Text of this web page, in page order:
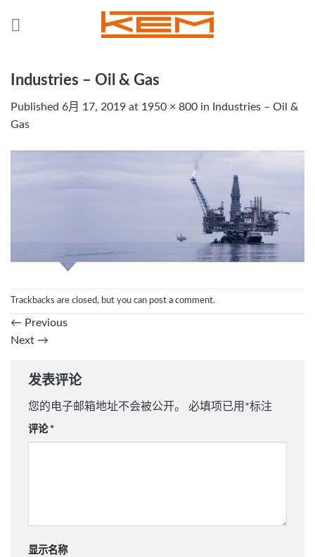
Industries – Oil & Gas
Published 6月 17, 2019 at 1950 × 800 in
Industries – Oil &
Gas
Trackbacks are closed, but you can post a comment.
← Previous
Next →
发表评论
您的电子邮箱地址不会被公开。 必填项已用 *标注
评论 *
显示名称